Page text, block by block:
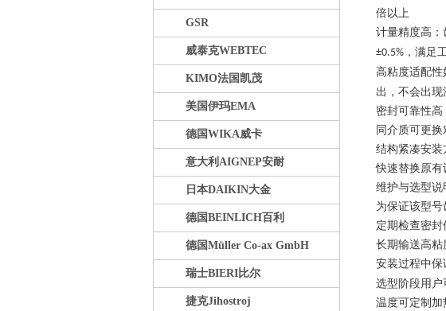
GSR
威泰克WEBTEC
KIMO法国凯茂
美国伊玛EMA
德国WIKA威卡
意大利AIGNEP安耐
日本DAIKIN大金
德国BEINLICH百利
德国Müller Co-ax GmbH
瑞士BIERI比尔
捷克Jihostroj
倍以上
计量精度高：
±0.5% ，满足
高粘度适配性
出，不会出
密封可靠性
同介质可更
结构紧凑安装
快速替换原有
维护与选型说
为保证该型号
定期检查密
长期输送高粘
安装过程中保
选型阶段用
温度可定制加